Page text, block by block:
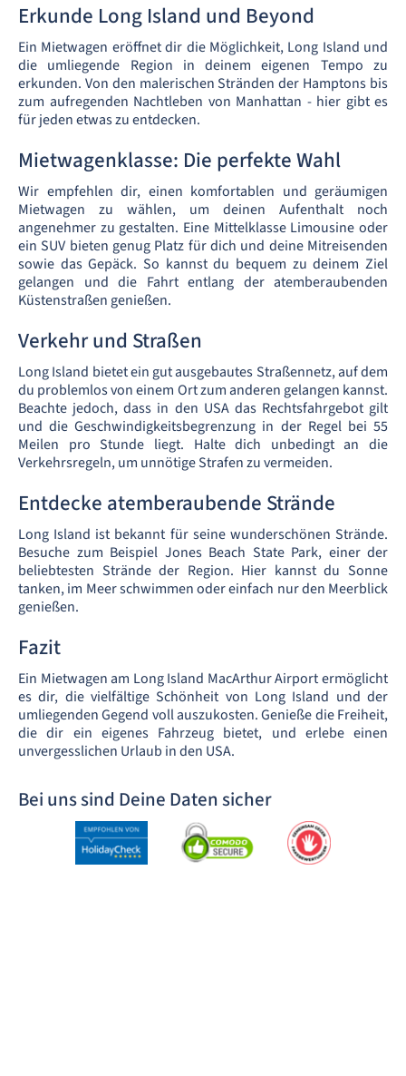
Erkunde Long Island und Beyond
Ein Mietwagen eröffnet dir die Möglichkeit, Long Island und
die umliegende Region in deinem eigenen Tempo zu
erkunden. Von den malerischen Stränden der Hamptons bis
zum aufregenden Nachtleben von Manhattan - hier gibt es
für jeden etwas zu entdecken.
Mietwagenklasse: Die perfekte Wahl
Wir empfehlen dir, einen komfortablen und geräumigen
Mietwagen zu wählen, um deinen Aufenthalt noch
angenehmer zu gestalten. Eine Mittelklasse Limousine oder
ein SUV bieten genug Platz für dich und deine Mitreisenden
sowie das Gepäck. So kannst du bequem zu deinem Ziel
gelangen und die Fahrt entlang der atemberaubenden
Küstenstraßen genießen.
Verkehr und Straßen
Long Island bietet ein gut ausgebautes Straßennetz, auf dem
du problemlos von einem Ort zum anderen gelangen kannst.
Beachte jedoch, dass in den USA das Rechtsfahrgebot gilt
und die Geschwindigkeitsbegrenzung in der Regel bei 55
Meilen pro Stunde liegt. Halte dich unbedingt an die
Verkehrsregeln, um unnötige Strafen zu vermeiden.
Entdecke atemberaubende Strände
Long Island ist bekannt für seine wunderschönen Strände.
Besuche zum Beispiel Jones Beach State Park, einer der
beliebtesten Strände der Region. Hier kannst du Sonne
tanken, im Meer schwimmen oder einfach nur den Meerblick
genießen.
Fazit
Ein Mietwagen am Long Island MacArthur Airport ermöglicht
es dir, die vielfältige Schönheit von Long Island und der
umliegenden Gegend voll auszukosten. Genieße die Freiheit,
die dir ein eigenes Fahrzeug bietet, und erlebe einen
unvergesslichen Urlaub in den USA.
Bei uns sind Deine Daten sicher